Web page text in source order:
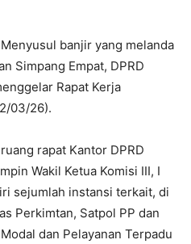
banjir yang melanda
Simpang Empat, DPRD
Rapat Kerja
03/26).
rapat Kantor DPRD
Wakil Ketua Komisi III, I
sejumlah instansi terkait, di
Perkimtan, Satpol PP dan
dan Pelayanan Terpadu